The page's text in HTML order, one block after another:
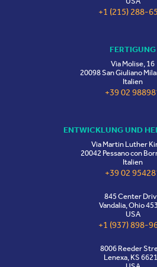
+1 (215) 288-
FERTIGUNG
Via Molise, 16
20098 San Giuliano
Italien
+39 02
ENTWICKLUNG UND
Via Martin Luther
20042 Pessano con
Italien
+39 02
845 Center
Vandalia, Ohio
USA
+1 (937) 898-
8006 Reeder
Lenexa, KS